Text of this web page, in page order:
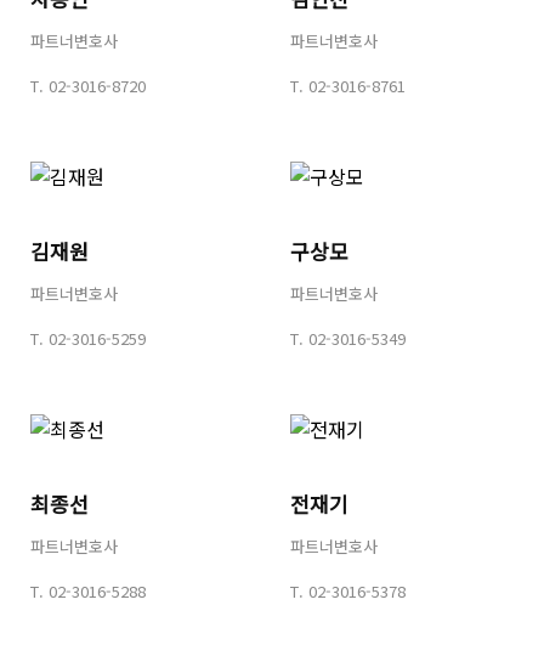
파트너변호사
T. 02-3016-8720
파트너변호사
T. 02-3016-8761
김재원
파트너변호사
T. 02-3016-5259
구상모
파트너변호사
T. 02-3016-5349
최종선
파트너변호사
T. 02-3016-5288
전재기
파트너변호사
T. 02-3016-5378